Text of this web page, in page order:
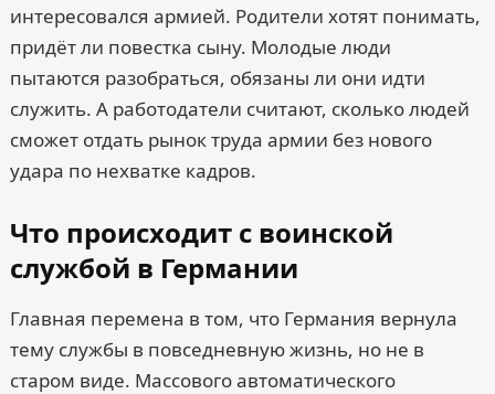
интересовался армией. Родители хотят понимать,
придёт ли повестка сыну. Молодые люди
пытаются разобраться, обязаны ли они идти
служить. А работодатели считают, сколько людей
сможет отдать рынок труда армии без нового
удара по нехватке кадров.
Что происходит с воинской
службой в Германии
Главная перемена в том, что Германия вернула
тему службы в повседневную жизнь, но не в
старом виде. Массового автоматического